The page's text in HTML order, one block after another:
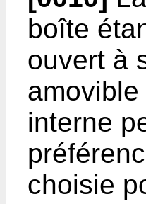
boîte
ouvert à
interne
choisie